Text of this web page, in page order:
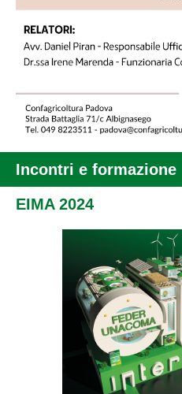
Incontri e formazione
EIMA 2024